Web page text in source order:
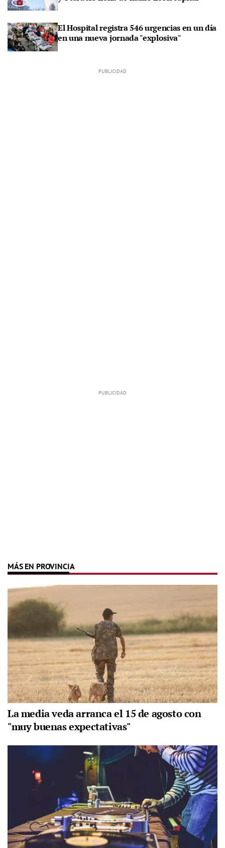
El Hospital registra 546 urgencias en un día
en una nueva jornada "explosiva"
MÁS EN PROVINCIA
La media veda arranca el 15 de agosto con
"muy buenas expectativas"